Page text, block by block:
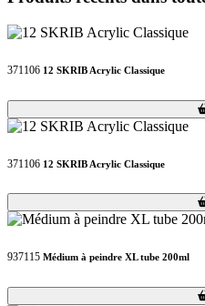
371106 12 SKRIB Acrylic Classique
Loading...
Loading...
371106 12 SKRIB Acrylic Classique
Loading...
Loading...
937115 Médium à peindre XL tube 200ml
Loading...
Loading...